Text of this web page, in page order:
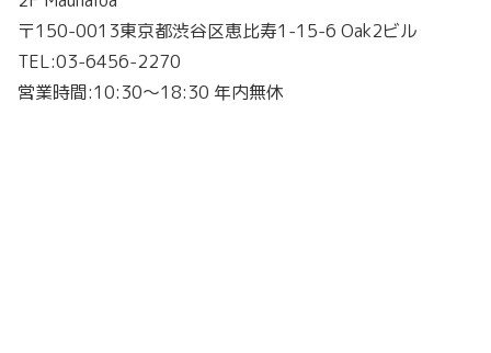
〒150-0013東京都渋谷区恵比寿1-15-6 Oak2ビル
TEL:03-6456-2270
営業時間:10:30～18:30 年内無休